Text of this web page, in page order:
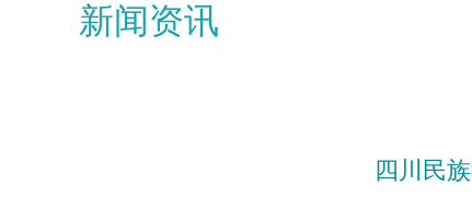
新闻资讯
四川民